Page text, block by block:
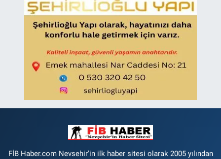
FİB Haber.com Nevsehir'in ilk haber sitesi olarak 2005 yılından